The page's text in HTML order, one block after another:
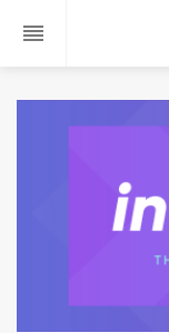
reorder